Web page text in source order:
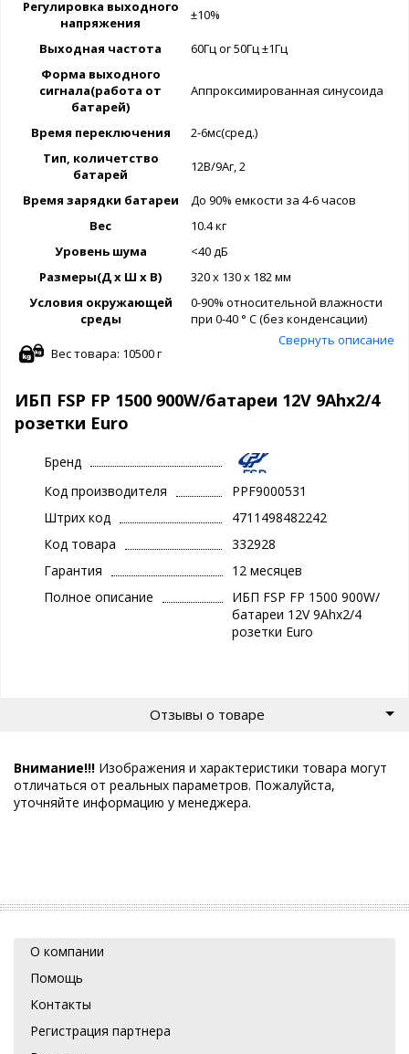
Регулировка выходного
напряжения
±10%
Выходная частота
60Гц or 50Гц ±1Гц
Форма выходного
сигнала(работа от
батарей)
Аппроксимированная синусоида
Время переключения
2-6мс(сред.)
Тип, количетство
батарей
12В/9Аг, 2
Время зарядки батареи
До 90% емкости за 4-6 часов
Вес
10.4 кг
Уровень шума
<40 дБ
Размеры(Д x Ш x В)
320 x 130 x 182 мм
Условия окружающей
среды
0-90% относительной влажности
при 0-40 ° C (без конденсации)
Свернуть описание
Вес товара: 10500 г
ИБП FSP FP 1500 900W/батареи 12V 9Ahx2/4
розетки Euro
Бренд
Код производителя
PPF9000531
Штрих код
4711498482242
Код товара
332928
Гарантия
12 месяцев
Полное описание
ИБП FSP FP 1500 900W/
батареи 12V 9Ahx2/4
розетки Euro
Отзывы о товаре
Внимание!!! Изображения и характеристики товара могут
отличаться от реальных параметров. Пожалуйста,
уточняйте информацию у менеджера.
О компании
Помощь
Контакты
Регистрация партнера